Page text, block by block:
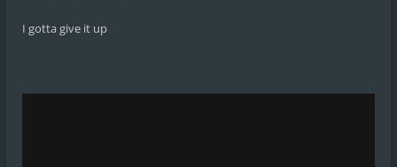
I gotta give it up